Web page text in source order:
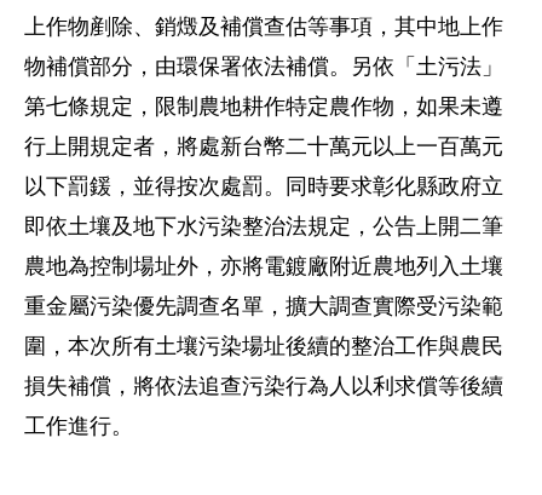
上作物剷除、銷燬及補償查估等事項，其中地上作
物補償部分，由環保署依法補償。另依「土污法」
第七條規定，限制農地耕作特定農作物，如果未遵
行上開規定者，將處新台幣二十萬元以上一百萬元
以下罰鍰，並得按次處罰。同時要求彰化縣政府立
即依土壤及地下水污染整治法規定，公告上開二筆
農地為控制場址外，亦將電鍍廠附近農地列入土壤
重金屬污染優先調查名單，擴大調查實際受污染範
圍，本次所有土壤污染場址後續的整治工作與農民
損失補償，將依法追查污染行為人以利求償等後續
工作進行。